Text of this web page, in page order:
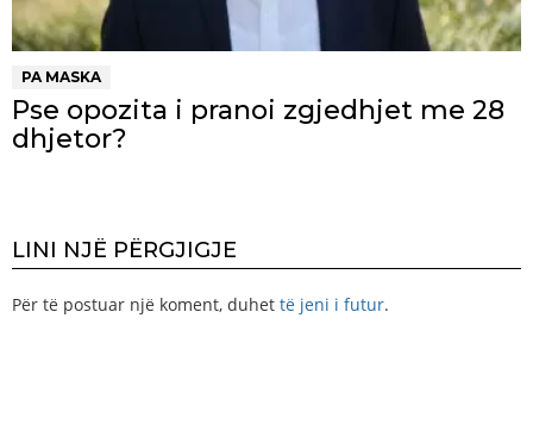
PA MASKA
Pse opozita i pranoi zgjedhjet me 28
dhjetor?
LINI NJË PËRGJIGJE
Për të postuar një koment, duhet të jeni i futur.